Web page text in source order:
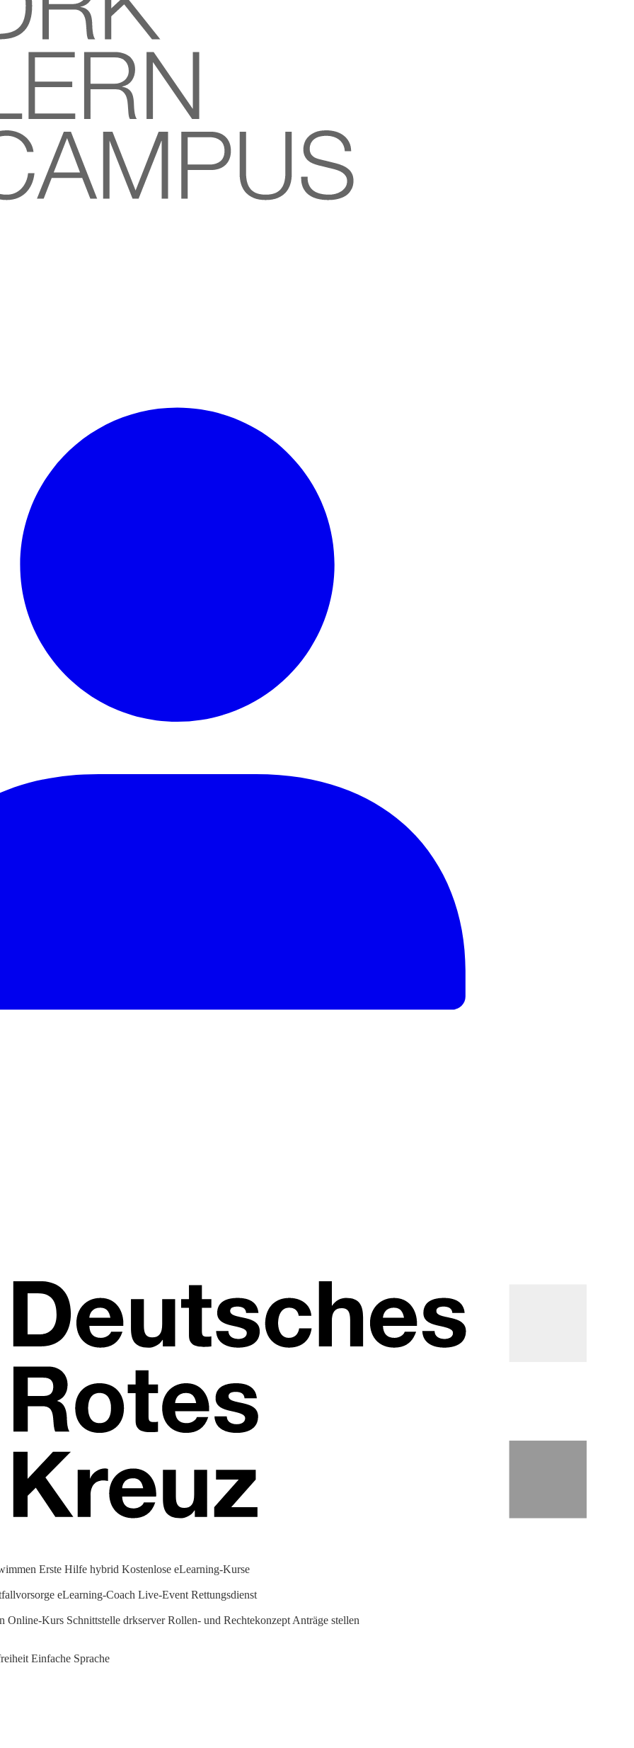
Erste Hilfe hybrid Kostenlose eLearning-Kurse
eLearning-Coach Live-Event Rettungsdienst
Online-Kurs Schnittstelle drkserver Rollen- und Rechtekonzept Anträge stellen
Einfache Sprache